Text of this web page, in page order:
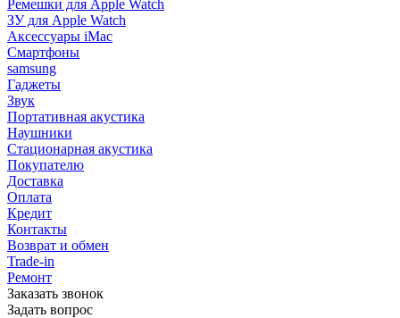
Ремешки для Apple Watch
ЗУ для Apple Watch
Аксессуары iMac
Смартфоны
samsung
Гаджеты
Звук
Портативная акустика
Наушники
Стационарная акустика
Покупателю
Доставка
Оплата
Кредит
Контакты
Возврат и обмен
Trade-in
Ремонт
Заказать звонок
Задать вопрос